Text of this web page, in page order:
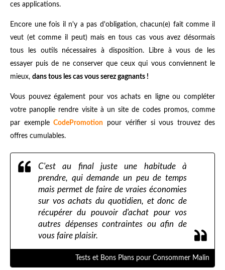
ces applications.
Encore une fois il n'y a pas d'obligation, chacun(e) fait comme il
veut (et comme il peut) mais en tous cas vous avez désormais
tous les outils nécessaires à disposition. Libre à vous de les
essayer puis de ne conserver que ceux qui vous conviennent le
mieux, dans tous les cas vous serez gagnants !
Vous pouvez également pour vos achats en ligne ou compléter
votre panoplie rendre visite à un site de codes promos, comme
par exempleCodePromotion pour vérifier si vous trouvez des
offres cumulables.
C'est au final juste une habitude à
prendre, qui demande un peu de temps
mais permet de faire de vraies économies
sur vos achats du quotidien, et donc de
récupérer du pouvoir d'achat pour vos
autres dépenses contraintes ou afin de
vous faire plaisir.
Tests et Bons Plans pour Consommer Malin